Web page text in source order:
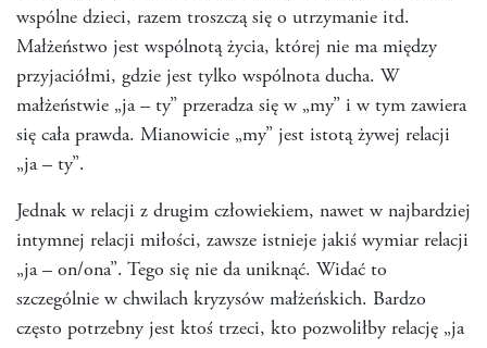
wspólne dzieci, razem troszczą się o utrzymanie itd.
Małżeństwo jest wspólnotą życia, której nie ma między
przyjaciółmi, gdzie jest tylko wspólnota ducha. W
małżeństwie „ja – ty” przeradza się w „my” i w tym zawiera
się cała prawda. Mianowicie „my” jest istotą żywej relacji
„ja – ty”.
Jednak w relacji z drugim człowiekiem, nawet w najbardziej
intymnej relacji miłości, zawsze istnieje jakiś wymiar relacji
„ja – on/ona”. Tego się nie da uniknąć. Widać to
szczególnie w chwilach kryzysów małżeńskich. Bardzo
często potrzebny jest ktoś trzeci, kto pozwoliłby relację „ja